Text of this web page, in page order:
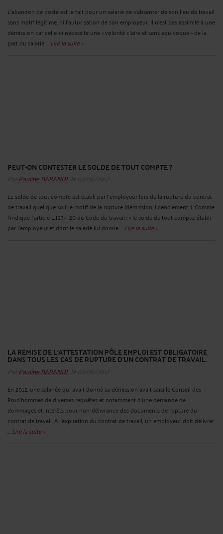
L’abandon de poste est le fait pour un salarié de s’absenter de son lieu de travail
sans motif légitime, ni l’autorisation de son employeur. Il n’est pas assimilé à une
démission car celle-ci nécessite une « volonté claire et sans équivoque » de la
part du salarié ... Lire la suite >
PEUT-ON CONTESTER LE SOLDE DE TOUT COMPTE ?
Par Pauline BARANDEle 02/06/2017
Le solde de tout compte est établi par l’employeur lors de la rupture du contrat
de travail quel que soit le motif de la rupture (démission, licenciement…). Comme
l’indique l’article L.1234-20 du Code du travail : « le solde de tout compte, établi
par l’employeur et dont le salarié lui donne ... Lire la suite >
LA REMISE DE L’ATTESTATION PÔLE EMPLOI EST OBLIGATOIRE
DANS TOUS LES CAS DE RUPTURE D’UN CONTRAT DE TRAVAIL.
Par Pauline BARANDEle 02/06/2017
En 2012, une salariée qui avait donné sa démission avait saisi le Conseil des
Prud’hommes de diverses requêtes et notamment d’une demande de
dommages et intérêts pour non-délivrance des documents de rupture du
contrat de travail. A l’expiration du contrat de travail, un employeur doit délivrer
... Lire la suite >